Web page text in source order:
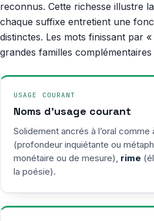
reconnus. Cette richesse illustre
chaque suffixe entretient une
distinctes. Les mots finissant par
grandes familles complémentaires
USAGE COURANT
Noms d’usage courant
Solidement ancrés à l’oral comme
(profondeur inquiétante ou
monétaire ou de mesure), rime
la poésie).